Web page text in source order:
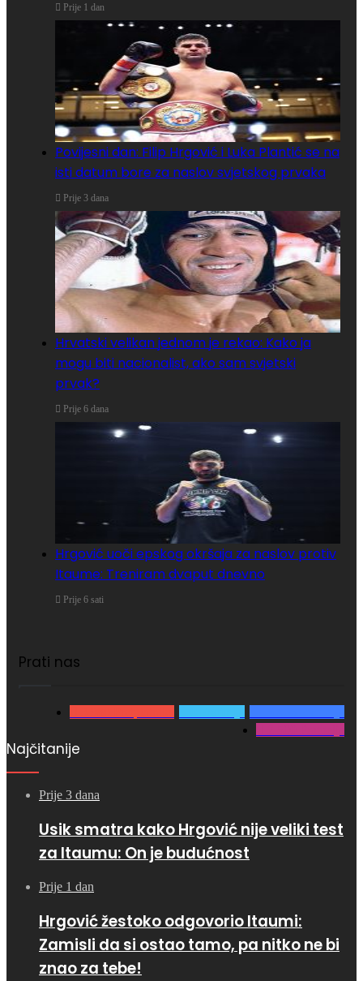
Prije 1 dan
Povijesni dan: Filip Hrgović i Luka Plantić se na
isti datum bore za naslov svjetskog prvaka
Prije 3 dana
Hrvatski velikan jednom je rekao: Kako ja
mogu biti nacionalist, ako sam svjetski
prvak?
Prije 6 dana
Hrgović uoči epskog okršaja za naslov protiv
Itaume: Treniram dvaput dnevno
Prije 6 sati
Prati nas
Najčitanije
Prije 3 dana
Usik smatra kako Hrgović nije veliki test
za Itaumu: On je budućnost
Prije 1 dan
Hrgović žestoko odgovorio Itaumi:
Zamisli da si ostao tamo, pa nitko ne bi
znao za tebe!